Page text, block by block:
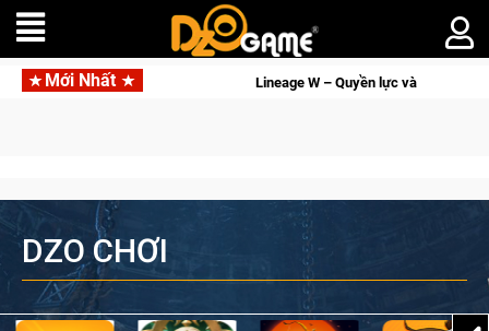
Mới Nhất
lực và tài phú sẽ về tay kẻ đoạt được Vương Quyền thành Kent sắp tới!
DZO CHƠI